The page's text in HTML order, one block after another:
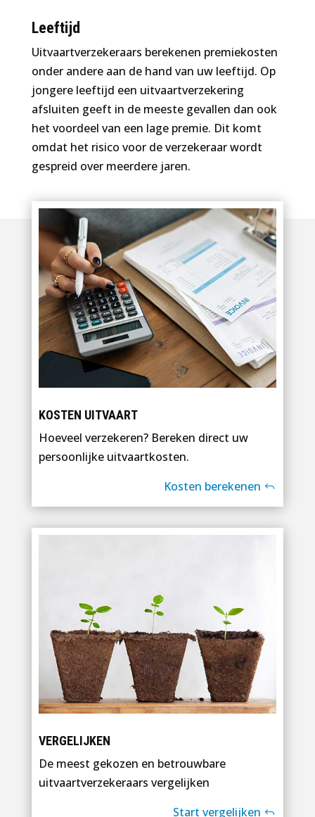
Leeftijd
Uitvaartverzekeraars berekenen premiekosten
onder andere aan de hand van uw leeftijd. Op
jongere leeftijd een uitvaartverzekering
afsluiten geeft in de meeste gevallen dan ook
het voordeel van een lage premie. Dit komt
omdat het risico voor de verzekeraar wordt
gespreid over meerdere jaren.
KOSTEN UITVAART
Hoeveel verzekeren? Bereken direct uw
persoonlijke uitvaartkosten.
Kosten berekenen
VERGELIJKEN
De meest gekozen en betrouwbare
uitvaartverzekeraars vergelijken
Start vergelijken